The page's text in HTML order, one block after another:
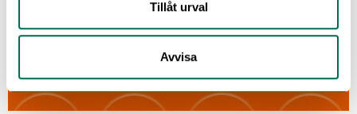
Tillåt urval
Avvisa
Y 510 Orange